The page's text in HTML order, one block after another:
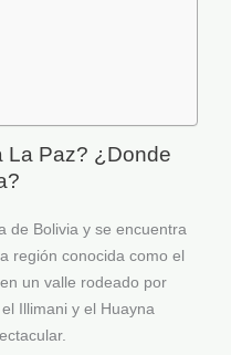
La Paz? ¿Donde
de Bolivia y se encuentra
región conocida como el
un valle rodeado por
Illimani y el Huayna